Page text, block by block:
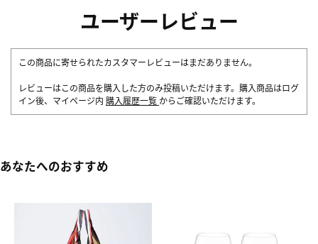
ユーザーレビュー
この商品に寄せられたカスタマーレビューはまだありません。
レビューはこの商品を購入した方のみ投稿いただけます。購入商品はログ
イン後、マイページ内 購入履歴一覧 からご確認いただけます。
あなたへのおすすめ